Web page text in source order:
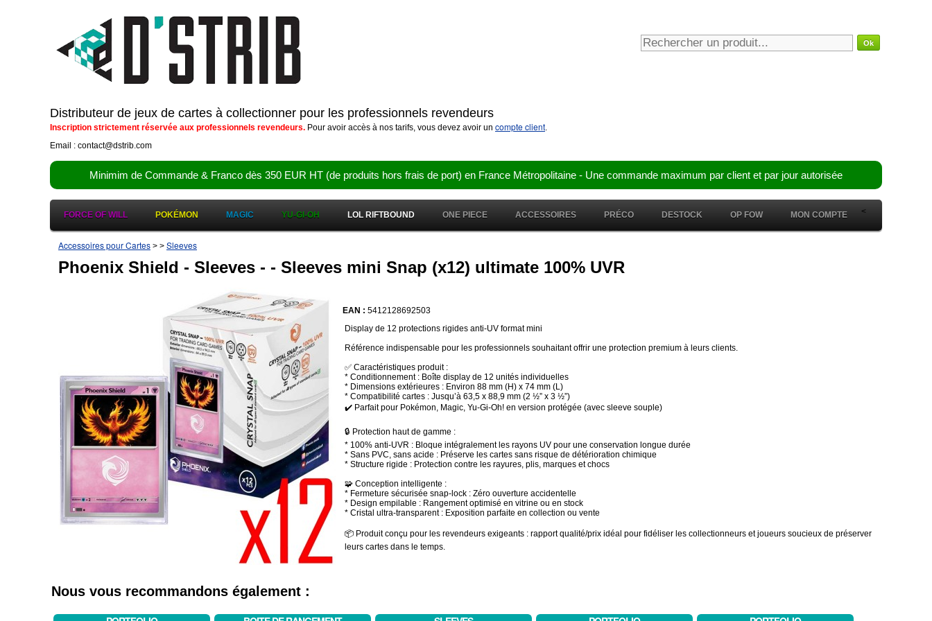
Distributeur de jeux de cartes à collectionner pour les professionnels revendeurs
Inscription strictement réservée aux professionnels revendeurs. Pour avoir accès à nos tarifs, vous devez avoir un compte client.
Email : contact@dstrib.com
Minimim de Commande & Franco dès 350 EUR HT (de produits hors frais de port) en France Métropolitaine - Une commande maximum par client et par jour autorisée
FORCE OF WILL POKÉMON MAGIC YU-GI-OH LOL RIFTBOUND ONE PIECE ACCESSOIRES PRÉCO <
DESTOCK OP FOW MON COMPTE
Accessoires pour Cartes > > Sleeves
Phoenix Shield - Sleeves - - Sleeves mini Snap (x12) ultimate 100% UVR
EAN : 5412128692503
Display de 12 protections rigides anti-UV format mini
Référence indispensable pour les professionnels souhaitant offrir une protection premium à leurs clients.
✅ Caractéristiques produit :
* Conditionnement : Boîte display de 12 unités individuelles
* Dimensions extérieures : Environ 88 mm (H) x 74 mm (L)
* Compatibilité cartes : Jusqu’à 63,5 x 88,9 mm (2 ½” x 3 ½”)
✔️ Parfait pour Pokémon, Magic, Yu-Gi-Oh! en version protégée (avec sleeve souple)
🔒 Protection haut de gamme :
* 100% anti-UVR : Bloque intégralement les rayons UV pour une conservation longue durée
* Sans PVC, sans acide : Préserve les cartes sans risque de détérioration chimique
* Structure rigide : Protection contre les rayures, plis, marques et chocs
🧩 Conception intelligente :
* Fermeture sécurisée snap-lock : Zéro ouverture accidentelle
* Design empilable : Rangement optimisé en vitrine ou en stock
* Cristal ultra-transparent : Exposition parfaite en collection ou vente
📦 Produit conçu pour les revendeurs exigeants : rapport qualité/prix idéal pour fidéliser les collectionneurs et joueurs soucieux de préserver
leurs cartes dans le temps.
Nous vous recommandons également :